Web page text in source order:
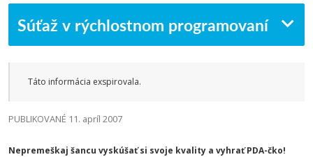
Súťaž v rýchlostnom programovaní
Táto informácia exspirovala.
PUBLIKOVANÉ 11. apríl 2007
Nepremeškaj šancu vyskúšať si svoje kvality a vyhrať PDA-čko!